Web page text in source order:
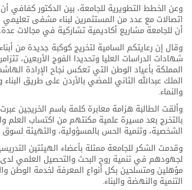
وعن الخطط التطويرية للجامعة، بين الدكتور كفافي
اتصالات مع عدد من المستثمرين لبناء مشفى
أن للجامعة مشاريع أكاديمية تشاركية في مجالات عدة.
وقال إن رعايتكم السامية لتخريج كوكبة جديدة من
شهادات الدراسات العليا وتحديدا الفوج الأربعين،
المملكة بأعياد الوطن التي تعكس نجاح الإرادة
الملك عبدالله الثاني للمضي بالأردن على طريق البناء
والنماء.
وألقت الطالبة هزامة معابرة كلمة باسم الخريجين
بالتخرج بعد مسيرة علمية مكنتهم من اكتساب العلم
الشخصية، وتنمية الحس بالمسؤولية، والتهيئة لسوق
وقدمت الشكر للجامعة ممثلة بأعضاء الهيئتين
لجهودهم في تنمية روح البحث والتحصيل العلمي لدى
مؤهلين ومتسلحين بكل أنواع المعرفة لخدمة الوطن
التنمية والنهضة والبناء.